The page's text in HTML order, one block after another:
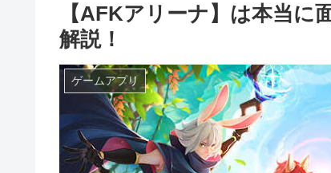
【AFKアリーナ】は本当に
解説！
ゲームアプリ